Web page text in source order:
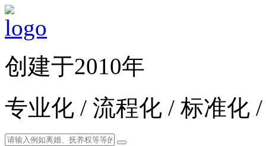
创建于2010年
专业化 / 流程化 / 标准化